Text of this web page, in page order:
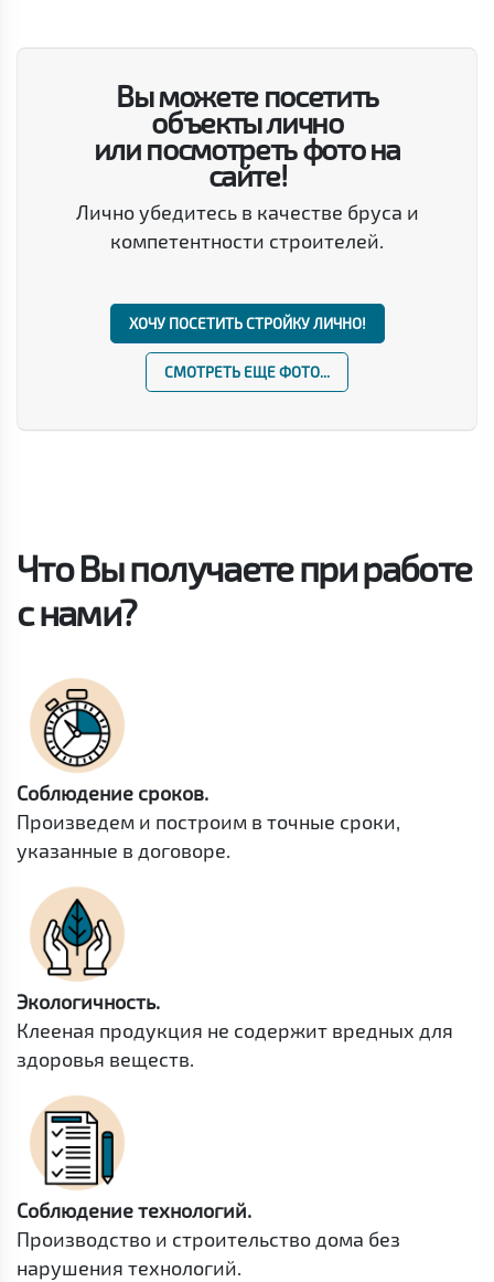
Вы можете посетить
объекты лично
или посмотреть фото на
сайте!
Лично убедитесь в качестве бруса и
компетентности строителей.
ХОЧУ ПОСЕТИТЬ СТРОЙКУ ЛИЧНО!
СМОТРЕТЬ ЕЩЕ ФОТО...
Что Вы получаете при работе
с нами?
Соблюдение сроков.
Произведем и построим в точные сроки,
указанные в договоре.
Экологичность.
Клееная продукция не содержит вредных для
здоровья веществ.
Соблюдение технологий.
Производство и строительство дома без
нарушения технологий.